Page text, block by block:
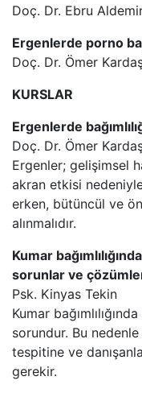
Doç. Dr. Ebru
Ergenlerde porno
Doç. Dr. Ömer
KURSLAR
Ergenlerde
Doç. Dr. Ömer
Ergenler; gelişimsel
akran etkisi
erken, bütüncül ve
alınmalıdır.
Kumar
sorunlar ve
Psk. Kinyas Tekin
Kumar
sorundur. Bu
tespitine ve
gerekir.